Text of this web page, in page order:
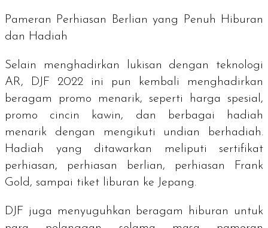
Pameran Perhiasan Berlian yang Penuh Hiburan
dan Hadiah
Selain menghadirkan lukisan dengan teknologi
AR, DJF 2022 ini pun kembali menghadirkan
beragam promo menarik, seperti harga spesial,
promo cincin kawin, dan berbagai hadiah
menarik dengan mengikuti undian berhadiah.
Hadiah yang ditawarkan meliputi sertifikat
perhiasan, perhiasan berlian, perhiasan Frank
Gold, sampai tiket liburan ke Jepang.
DJF juga menyuguhkan beragam hiburan untuk